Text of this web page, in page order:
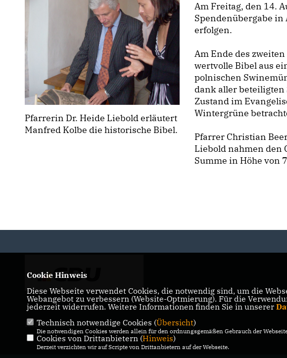
Pfarrerin Dr. Heide Liebold erläutert
Manfred Kolbe die historische Bibel.
Am Freitag, den 14.
Spendenübergabe
erfolgen.
Am Ende des
wertvolle Bibel aus
polnischen
dank aller
Zustand im
Wintergrüne
Pfarrer Christian
Liebold nahmen den
Summe in Höhe von
IMPRESSUM DATENSCHUTZ KONTAKT
Cookie Hinweis
Diese Webseite verwendet Cookies, die notwendig sind, um die
Webangebot zu verbessern (Website-Optmierung). Für die
jederzeit widerrufen. Weitere Informationen finden Sie in unserer
Technisch notwendige Cookies (Übersicht)
Die notwendigen Cookies werden allein für den ordnungsgemäßen Gebrauch der
Cookies von Drittanbietern (Hinweis)
Derzeit verzichten wir auf Scripte von Drittanbietern auf der Webseite.